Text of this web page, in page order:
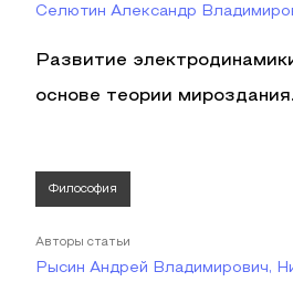
Селютин Александр
Развитие
основе теории
Философия
Авторы статьи
Рысин Андрей Владимирович,